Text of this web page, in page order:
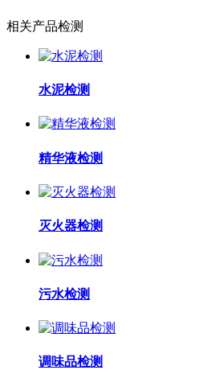
相关产品检测
水泥检测
精华液检测
灭火器检测
污水检测
调味品检测